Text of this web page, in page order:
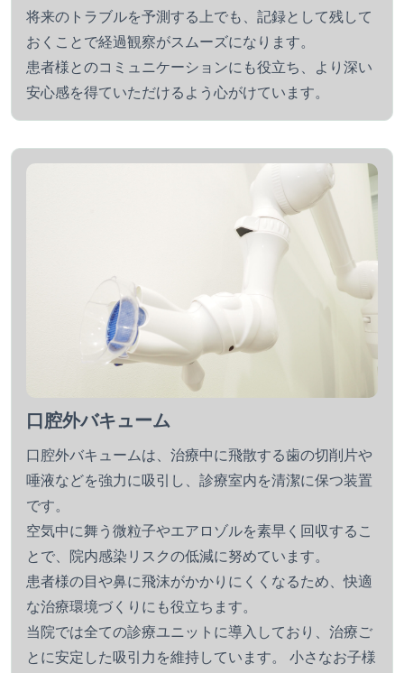
将来のトラブルを予測する上でも、記録として残して
おくことで経過観察がスムーズになります。
患者様とのコミュニケーションにも役立ち、より深い
安心感を得ていただけるよう心がけています。
口腔外バキューム
口腔外バキュームは、治療中に飛散する歯の切削片や
唾液などを強力に吸引し、診療室内を清潔に保つ装置
です。
空気中に舞う微粒子やエアロゾルを素早く回収するこ
とで、院内感染リスクの低減に努めています。
患者様の目や鼻に飛沫がかかりにくくなるため、快適
な治療環境づくりにも役立ちます。
当院では全ての診療ユニットに導入しており、治療ご
とに安定した吸引力を維持しています。 小さなお子様